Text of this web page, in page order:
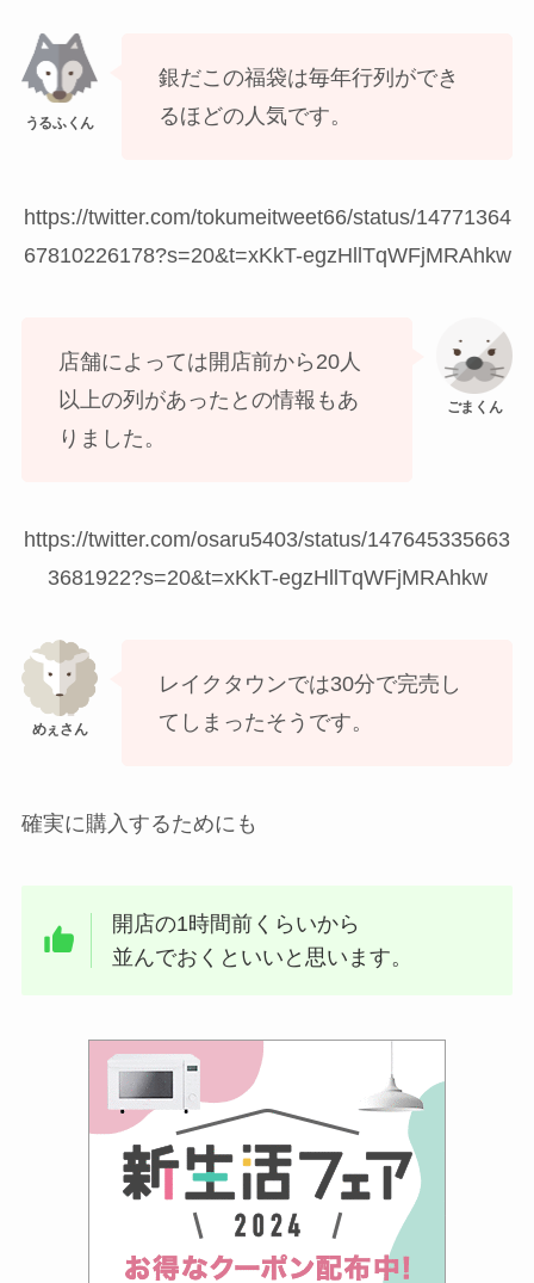
銀だこの福袋は毎年行列ができ
るほどの人気です。
https://twitter.com/tokumeitweet66/status/14771364
67810226178?s=20&t=xKkT-egzHllTqWFjMRAhkw
店舗によっては開店前から20人
以上の列があったとの情報もあ
りました。
https://twitter.com/osaru5403/status/147645335663
3681922?s=20&t=xKkT-egzHllTqWFjMRAhkw
レイクタウンでは30分で完売し
てしまったそうです。
確実に購入するためにも
開店の1時間前くらいから
並んでおくといいと思います。